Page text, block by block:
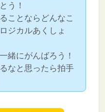
う！
ことならどんなこ
ジカルあくしょ
緒にがんばろう！
なと思ったら拍手